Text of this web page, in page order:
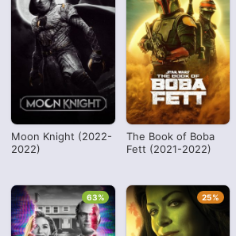
Moon Knight (2022-
2022)
The Book of Boba
Fett (2021-2022)
63% 25%